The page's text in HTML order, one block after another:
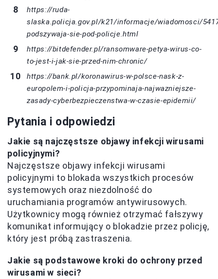
https://ruda-
slaska.policja.gov.pl/k21/informacje/wiadomosci/
podszywaja-sie-pod-policje.html
https://bitdefender.pl/ransomware-petya-wirus-co-
to-jest-i-jak-sie-przed-nim-chronic/
https://bank.pl/koronawirus-w-polsce-nask-z-
europolem-i-policja-przypominaja-najwazniejsze-
zasady-cyberbezpieczenstwa-w-czasie-epidemii/
Pytania i odpowiedzi
Jakie są najczęstsze objawy infekcji wirusami
policyjnymi?
Najczęstsze objawy infekcji wirusami
policyjnymi to blokada wszystkich procesów
systemowych oraz niezdolność do
uruchamiania programów antywirusowych.
Użytkownicy mogą również otrzymać fałszywy
komunikat informujący o blokadzie przez policję,
który jest próbą zastraszenia.
Jakie są podstawowe kroki do ochrony przed
wirusami w sieci?